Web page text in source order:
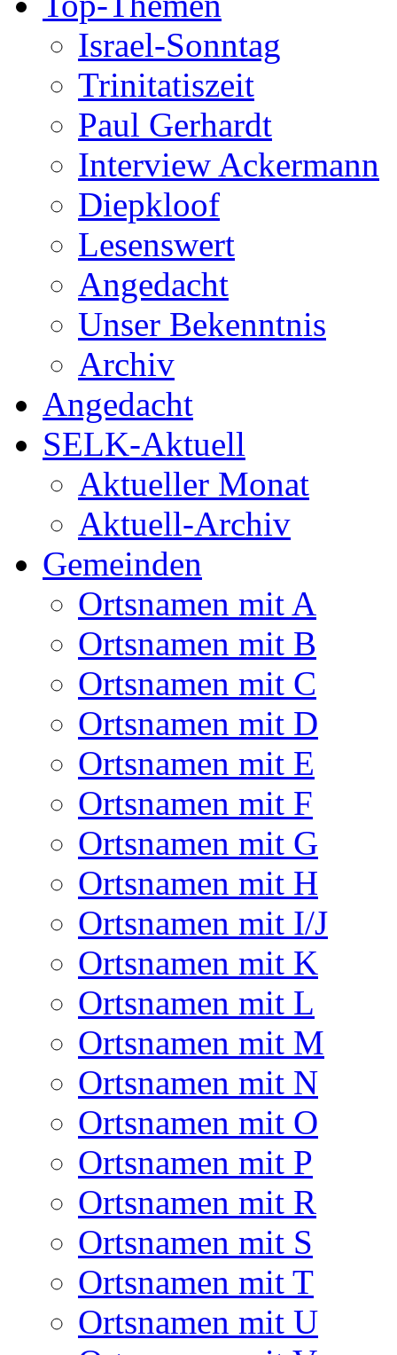
Israel-Sonntag
Trinitatiszeit
Paul Gerhardt
Interview Ackermann
Diepkloof
Lesenswert
Angedacht
Unser Bekenntnis
Archiv
Angedacht
SELK-Aktuell
Aktueller Monat
Aktuell-Archiv
Gemeinden
Ortsnamen mit A
Ortsnamen mit B
Ortsnamen mit C
Ortsnamen mit D
Ortsnamen mit E
Ortsnamen mit F
Ortsnamen mit G
Ortsnamen mit H
Ortsnamen mit I/J
Ortsnamen mit K
Ortsnamen mit L
Ortsnamen mit M
Ortsnamen mit N
Ortsnamen mit O
Ortsnamen mit P
Ortsnamen mit R
Ortsnamen mit S
Ortsnamen mit T
Ortsnamen mit U